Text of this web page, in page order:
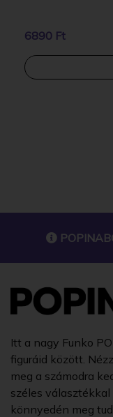
6890 Ft
Itt a nagy Funko
figuráid között.
meg a számodra
széles
könnyedén meg